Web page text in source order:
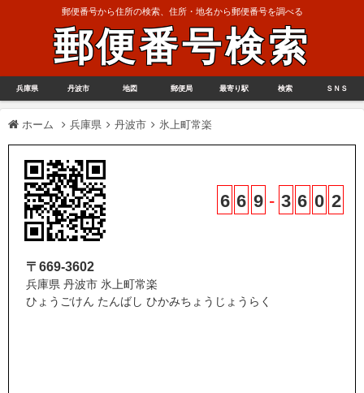
郵便番号から住所の検索、住所・地名から郵便番号を調べる
郵便番号検索
兵庫県 丹波市 地図 郵便局 最寄り駅 検索 ＳＮＳ
ホーム 兵庫県 丹波市 氷上町常楽
6 6 9 - 3 6 0 2
〒669-3602
兵庫県 丹波市 氷上町常楽
ひょうごけん たんばし ひかみちょうじょうらく